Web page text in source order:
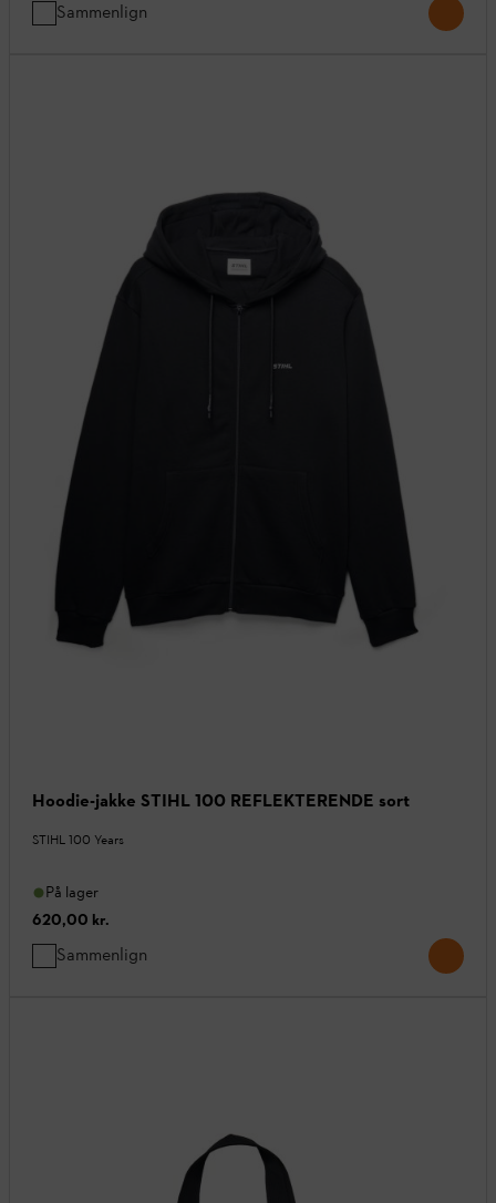
Sammenlign
Hoodie-jakke STIHL 100 REFLEKTERENDE sort
STIHL 100 Years
På lager
620,00 kr.
Sammenlign